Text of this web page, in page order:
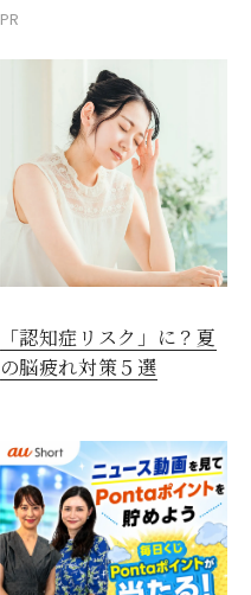
PR
「認知症リスク」に？夏
の脳疲れ対策５選